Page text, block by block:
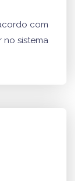
com
no sistema